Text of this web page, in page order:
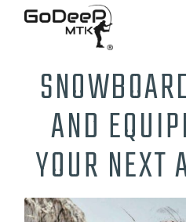
AND
YOUR NEXT